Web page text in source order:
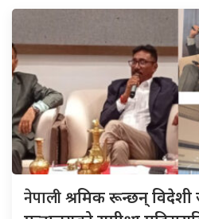
नेपालीश्रमिक रून्छन्